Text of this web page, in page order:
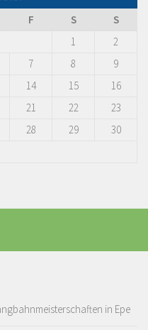
F S
S
1
2
7 8
9
14 15
16
21 22
23
28 29
30
in Epe